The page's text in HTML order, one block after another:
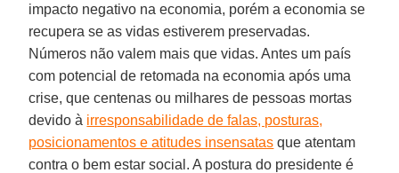
impacto negativo na economia, porém a economia se
recupera se as vidas estiverem preservadas.
Números não valem mais que vidas. Antes um país
com potencial de retomada na economia após uma
crise, que centenas ou milhares de pessoas mortas
devido à irresponsabilidade de falas, posturas,
posicionamentos e atitudes insensatas que atentam
contra o bem estar social. A postura do presidente é